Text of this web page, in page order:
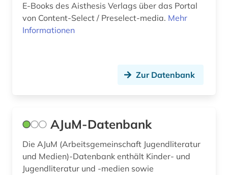
elfriede (1)
englische grammatik (1)
englische literatur (2)
englische sprache (1)
E-Books des Aisthesis Verlags über das Portal
von Content-Select / Preselect-media. Mehr
Informationen
Zur Datenbank
AJuM-Datenbank
Die AJuM (Arbeitsgemeinschaft Jugendliteratur
und Medien)-Datenbank enthält Kinder- und
Jugendliteratur und -medien sowie